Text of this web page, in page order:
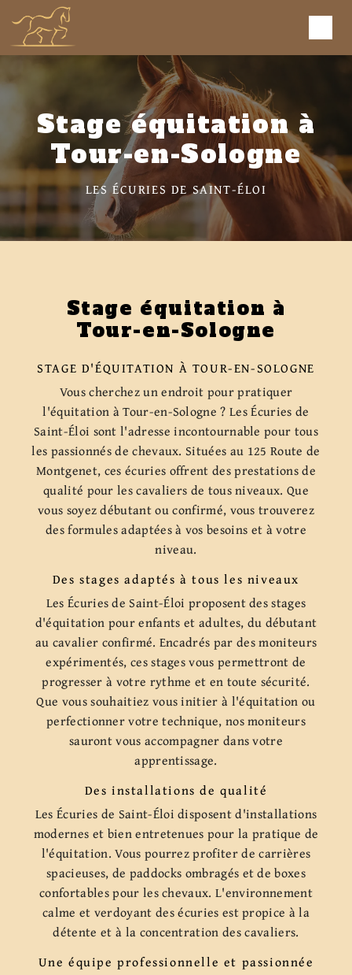
Stage équitation à
Tour-en-Sologne
LES ÉCURIES DE SAINT-ÉLOI
Stage équitation à
Tour-en-Sologne
STAGE D'ÉQUITATION À TOUR-EN-SOLOGNE
Vous cherchez un endroit pour pratiquer
l'équitation à Tour-en-Sologne ? Les Écuries de
Saint-Éloi sont l'adresse incontournable pour tous
les passionnés de chevaux. Situées au 125 Route de
Montgenet, ces écuries offrent des prestations de
qualité pour les cavaliers de tous niveaux. Que
vous soyez débutant ou confirmé, vous trouverez
des formules adaptées à vos besoins et à votre
niveau.
Des stages adaptés à tous les niveaux
Les Écuries de Saint-Éloi proposent des stages
d'équitation pour enfants et adultes, du débutant
au cavalier confirmé. Encadrés par des moniteurs
expérimentés, ces stages vous permettront de
progresser à votre rythme et en toute sécurité.
Que vous souhaitiez vous initier à l'équitation ou
perfectionner votre technique, nos moniteurs
sauront vous accompagner dans votre
apprentissage.
Des installations de qualité
Les Écuries de Saint-Éloi disposent d'installations
modernes et bien entretenues pour la pratique de
l'équitation. Vous pourrez profiter de carrières
spacieuses, de paddocks ombragés et de boxes
confortables pour les chevaux. L'environnement
calme et verdoyant des écuries est propice à la
détente et à la concentration des cavaliers.
Une équipe professionnelle et passionnée
Panneau de gestion des cookies